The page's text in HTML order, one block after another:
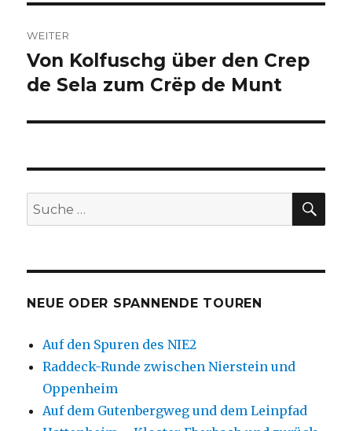
WEITER
Nächster
Beitrag:
Von Kolfuschg über den Crep
de Sela zum Crëp de Munt
Suche
nach:
NEUE ODER SPANNENDE TOUREN
Auf den Spuren des NIE2
Raddeck-Runde zwischen Nierstein und
Oppenheim
Auf dem Gutenbergweg und dem Leinpfad